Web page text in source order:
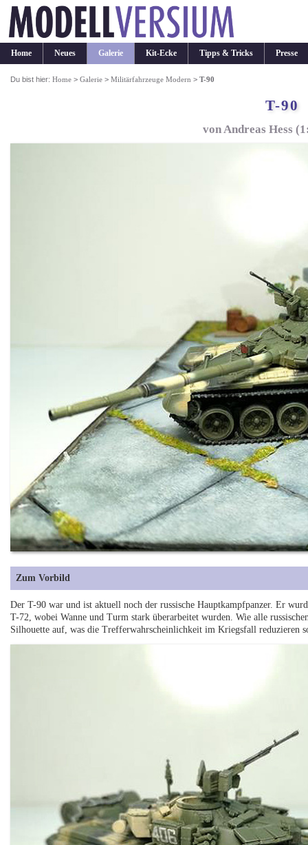
Home Neues Galerie Kit-Ecke Tipps & Tricks Presse
Du bist hier:Home >Galerie >Militärfahrzeuge Modern >T-90
T-90
von Andreas Hess
Zum Vorbild
Der T-90 war und ist aktuell noch der russische Hauptkampfpanzer. Er
T-72, wobei Wanne und Turm stark überarbeitet wurden. Wie alle
Silhouette auf, was die Trefferwahrscheinlichkeit im Kriegsfall reduzieren